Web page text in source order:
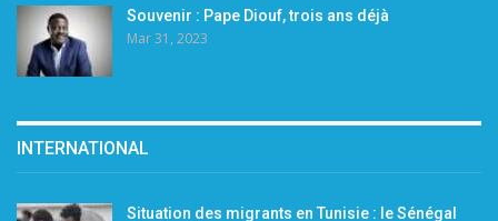
Souvenir : Pape Diouf, trois ans déjà
Mar 31, 2023
INTERNATIONAL
Situation des migrants en Tunisie : le Sénégal